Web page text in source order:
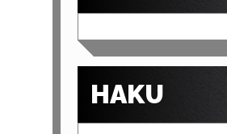
HAKU